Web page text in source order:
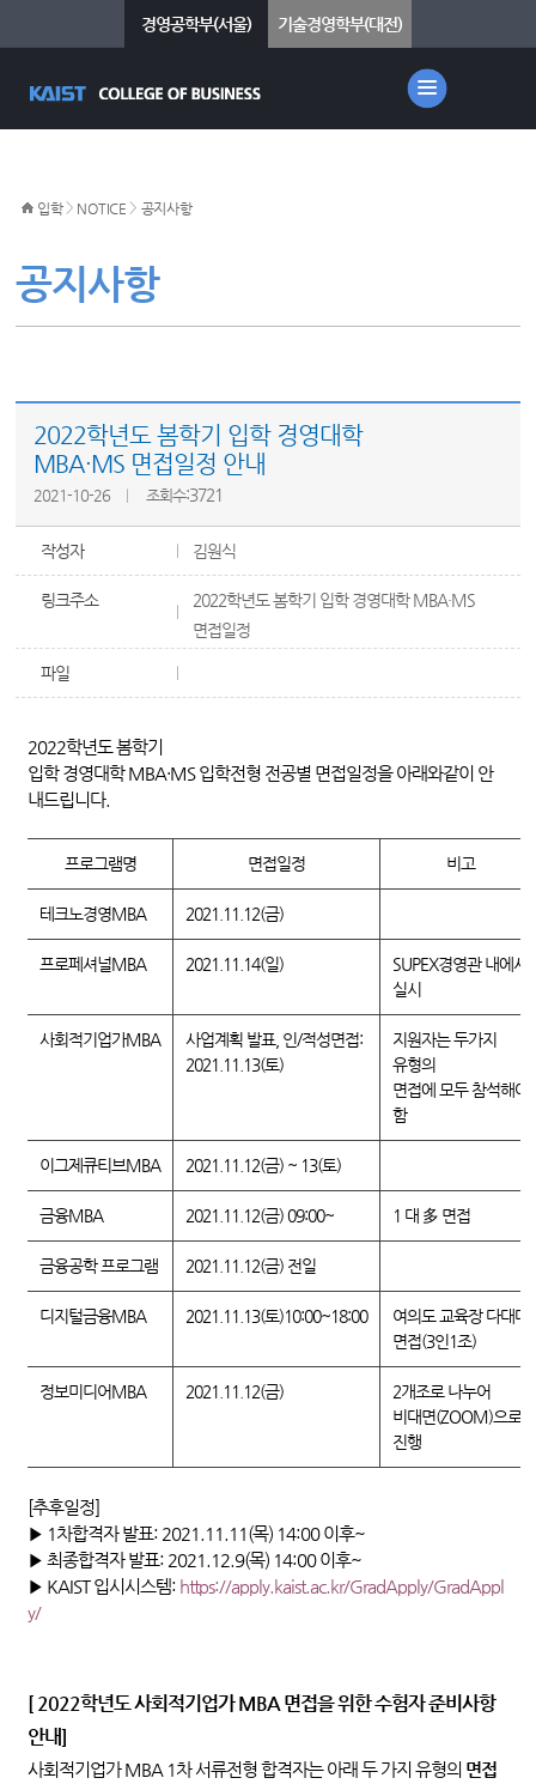
경영공학부(서울) 기술경영학부(대전)
공지사항
입학> NOTICE > 공지사항
2022학년도 봄학기 입학 경영대학
MBA·MS 면접일정 안내
2021-10-26 조회수:3721
작성자 김원식
링크주소
2022학년도 봄학기 입학 경영대학 MBA·MS
면접일정
파일
2022학년도 봄학기
입학경영대학MBA·MS입학전형 전공별 면접일정을아래와같이 안
내드립니다.
프로그램명 면접일정 비고
테크노경영MBA 2021.11.12(금)
프로페셔널MBA 2021.11.14(일)
SUPEX경영관 내에서
실시
사회적기업가MBA
사업계획 발표, 인/적성면접:
2021.11.13(토)
지원자는 두가지
유형의
면접에 모두 참석해야
함
이그제큐티브MBA 2021.11.12(금) ~ 13(토)
금융MBA 2021.11.12(금) 09:00~ 1 대 多 면접
금융공학 프로그램 2021.11.12(금) 전일
디지털금융MBA 2021.11.13(토)10:00~18:00
여의도 교육장 다대다
면접(3인1조)
정보미디어MBA 2021.11.12(금)
2개조로 나누어
비대면(ZOOM)으로
진행
[추후일정]
▶ 1차합격자 발표: 2021 .11 .11(목) 14:00이후~
▶ 최종합격자 발표: 2021 .12 .9(목) 14:00이후~
▶ KAIST입시시스템: https://apply.kaist.ac.kr/GradApply/GradAppl
y/
[ 2022학년도 사회적기업가MBA 면접을 위한 수험자 준비사항
안내]
사회적기업가 MBA 1차 서류전형 합격자는 아래 두 가지 유형의 면접